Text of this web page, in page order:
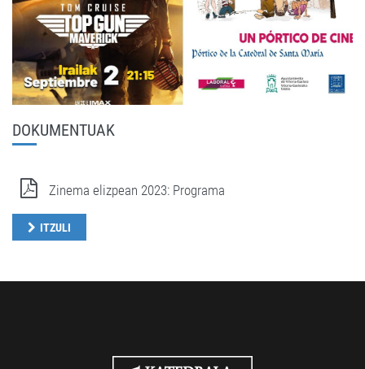
DOKUMENTUAK
Zinema elizpean 2023: Programa
ITZULI